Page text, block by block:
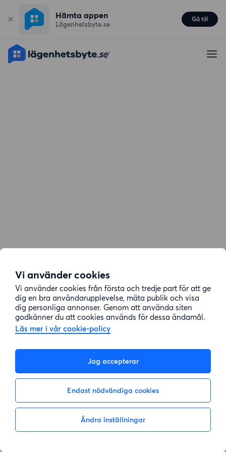
Vi använder cookies
Vi använder cookies från första och tredje part för att ge
dig en bra användarupplevelse, mäta publik och visa
dig personliga annonser. Genom att använda siten
godkänner du att cookies används för dessa ändamål.
Läs mer i vår cookie-policy
Jag accepterar
Endast nödvändiga cookies
Ändra inställningar
Hämta appen
Lägenhetsbyte.se
Gå till